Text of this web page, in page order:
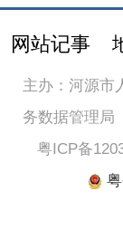
网站记事
主办：河源市
务数据管理局
粤ICP备